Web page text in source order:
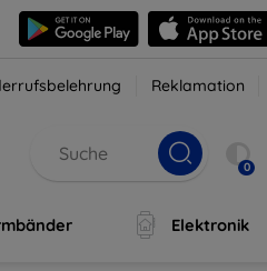
Reklamation
0
Elektronik